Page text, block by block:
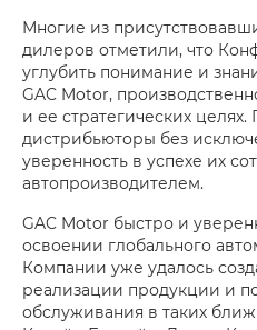
Многие из
дилеров отметили, что
углубить понимание и
GAC Motor,
и ее стратегических
дистрибьюторы без
уверенность в успехе их
автопроизводителем.
GAC Motor быстро и
освоении глобального
Компании уже удалось
реализации продукции и
обслуживания в таких